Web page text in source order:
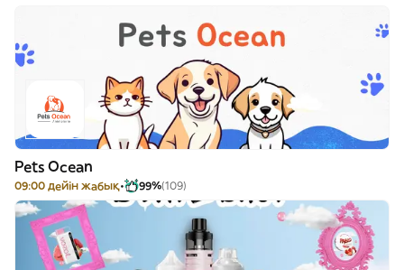
Pets Ocean
09:00 дейін жабық 99%(109)